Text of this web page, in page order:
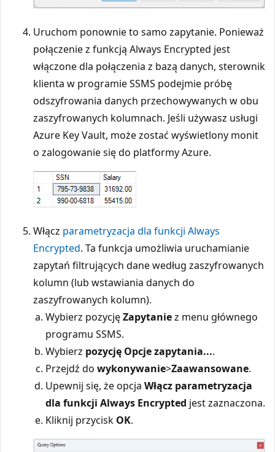
Uruchom ponownie to samo zapytanie. Ponieważ
połączenie z funkcją Always Encrypted jest
włączone dla połączenia z bazą danych, sterownik
klienta w programie SSMS podejmie próbę
odszyfrowania danych przechowywanych w obu
zaszyfrowanych kolumnach. Jeśli używasz usługi
Azure Key Vault, może zostać wyświetlony monit
o zalogowanie się do platformy Azure.
Włącz parametryzacja dla funkcji Always
Encrypted. Ta funkcja umożliwia uruchamianie
zapytań filtrujących dane według zaszyfrowanych
kolumn (lub wstawiania danych do
zaszyfrowanych kolumn).
Wybierz pozycjęZapytaniez menu głównego
programu SSMS.
Wybierz pozycję Opcje zapytania....
Przejdź do wykonywanie>Zaawansowane.
Upewnij się, że opcja Włącz parametryzacja
dla funkcji Always Encrypted jest zaznaczona.
Kliknij przycisk OK.